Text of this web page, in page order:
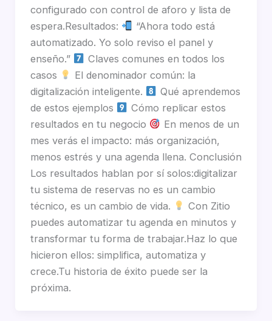
configurado con control de aforo y lista de
espera.Resultados:
“Ahora todo está
automatizado. Yo solo reviso el panel y
enseño.”
Claves comunes en todos los
casos
El denominador común: la
digitalización inteligente.
Qué aprendemos
de estos ejemplos
Cómo replicar estos
resultados en tu negocio
En menos de un
mes verás el impacto: más organización,
menos estrés y una agenda llena. Conclusión
Los resultados hablan por sí solos:digitalizar
tu sistema de reservas no es un cambio
técnico, es un cambio de vida.
Con Zitio
puedes automatizar tu agenda en minutos y
transformar tu forma de trabajar.Haz lo que
hicieron ellos: simplifica, automatiza y
crece.Tu historia de éxito puede ser la
próxima.